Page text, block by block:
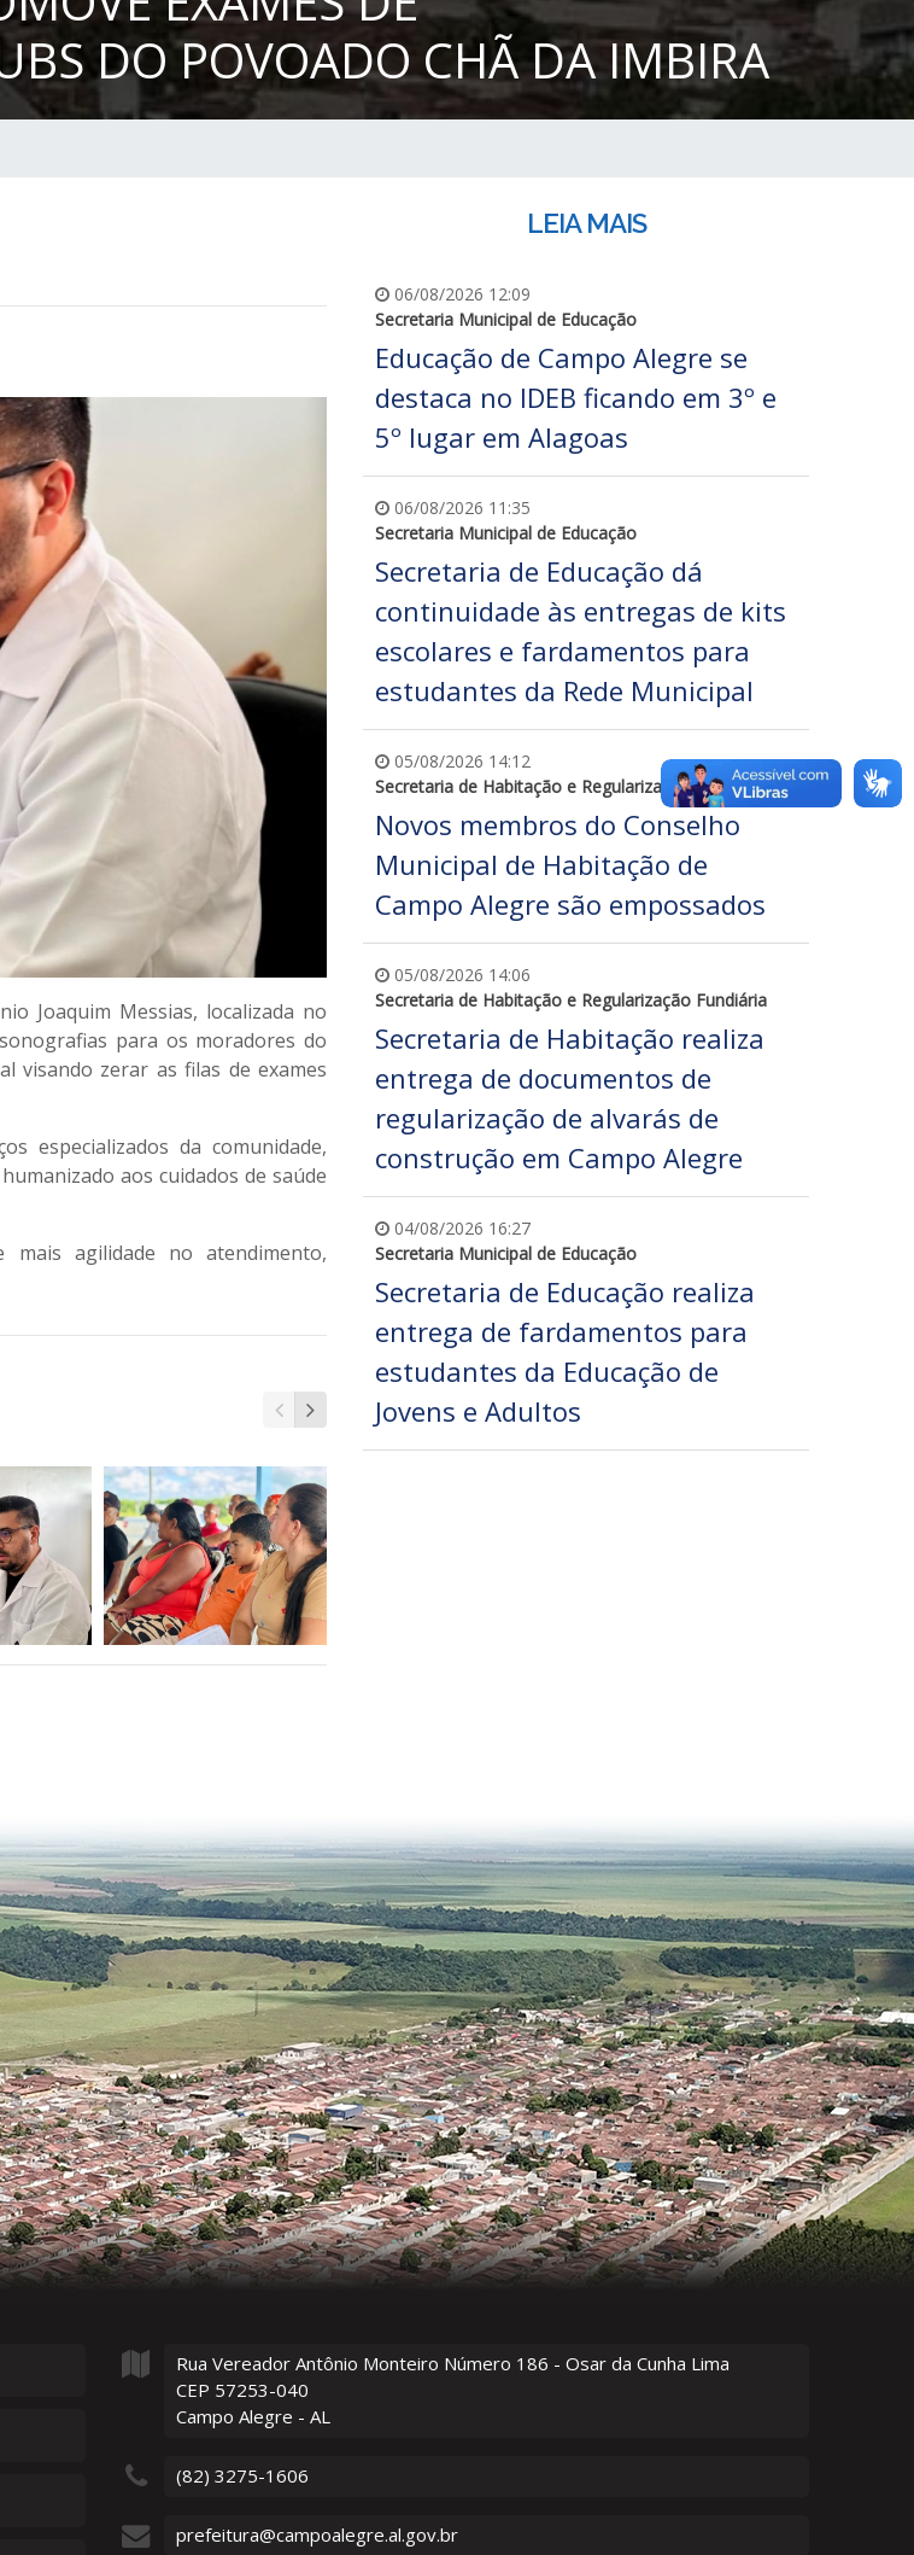
DO POVOADO CHÃ DA IMBIRA
Joaquim Messias, localizada no
para os moradores do
visando zerar as filas de exames
especializados da comunidade,
aos cuidados de saúde
agilidade no atendimento,
LEIA MAIS
06/08/2026 12:09
Secretaria Municipal de Educação
Educação de Campo Alegre se
destaca no IDEB ficando em 3º e
5º lugar em Alagoas
06/08/2026 11:35
Secretaria Municipal de Educação
Secretaria de Educação dá
continuidade às entregas de kits
escolares e fardamentos para
estudantes da Rede Municipal
05/08/2026 14:12
Secretaria de Habitação e Regularização Fundiária
Novos membros do Conselho
Municipal de Habitação de
Campo Alegre são empossados
05/08/2026 14:06
Secretaria de Habitação e Regularização Fundiária
Secretaria de Habitação realiza
entrega de documentos de
regularização de alvarás de
construção em Campo Alegre
04/08/2026 16:27
Secretaria Municipal de Educação
Secretaria de Educação realiza
entrega de fardamentos para
estudantes da Educação de
Jovens e Adultos
Rua Vereador Antônio Monteiro Número 186 - Osar da Cunha Lima
CEP 57253-040
Campo Alegre - AL
(82) 3275-1606
prefeitura@campoalegre.al.gov.br